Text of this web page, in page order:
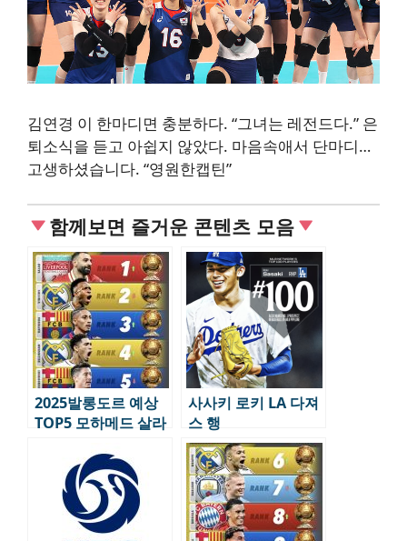
김연경 이 한마디면 충분하다. “그녀는 레전드다.” 은
퇴소식을 듣고 아쉽지 않았다. 마음속애서 단마디…
고생하셨습니다. “영원한캡틴”
함께보면 즐거운 콘텐츠 모음
2025발롱도르 예상
TOP5 모하메드 살라
사사키 로키 LA 다져
스 행